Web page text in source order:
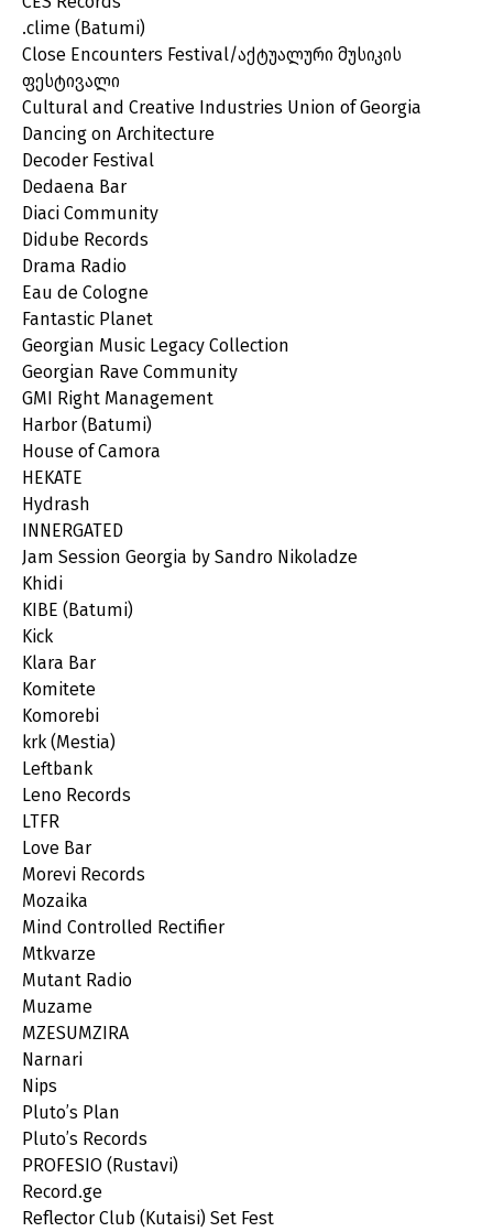
.clime (Batumi)
Close Encounters Festival/აქტუალური მუსიკის
ფესტივალი
Cultural and Creative Industries Union of Georgia
Dancing on Architecture
Decoder Festival
Dedaena Bar
Diaci Community
Didube Records
Drama Radio
Eau de Cologne
Fantastic Planet
Georgian Music Legacy Collection
Georgian Rave Community
GMI Right Management
Harbor (Batumi)
House of Camora
HEKATE
Hydrash
INNERGATED
Jam Session Georgia by Sandro Nikoladze
Khidi
KIBE (Batumi)
Kick
Klara Bar
Komitete
Komorebi
krk (Mestia)
Leftbank
Leno Records
LTFR
Love Bar
Morevi Records
Mozaika
Mind Controlled Rectifier
Mtkvarze
Mutant Radio
Muzame
MZESUMZIRA
Narnari
Nips
Pluto’s Plan
Pluto’s Records
PROFESIO (Rustavi)
Record.ge
Reflector Club (Kutaisi) Set Fest